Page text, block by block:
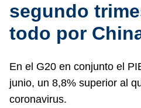
segundo
todo por
En el G20 en conjunto el
junio, un 8,8% superior al
coronavirus.